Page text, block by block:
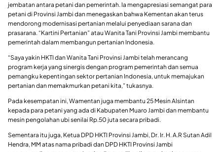
jembatan antara petani dan pemerintah. Ia mengapresiasi semangat para
petani di Provinsi Jambi dan menegaskan bahwa Kementan akan terus
mendorong modernisasi pertanian melalui penyediaan sarana dan
prasarana. “Kartini Pertanian” atau Wanita Tani Provinsi Jambi membantu
pemerintah dalam membangun pertanian Indonesia.
“Saya yakin HKTI dan Wanita Tani Provinsi Jambi telah merancang
program kerja yang sinergis dengan program pemerintah dan semua
pemangku kepentingan sektor pertanian Indonesia, untuk memajukan
pertanian dan memakmurkan petani kita,” tukasnya.
Pada kesempatan ini, Wamentan juga membantu 25 Mesin Alsintan
kepada para petani yang ada di Kabupaten Muaro Jambi dan membantu
mesin pengolahan ubi senilai Rp.50 juta secara pribadi.
Sementara itu juga, Ketua DPD HKTI Provinsi Jambi, Dr. Ir. H. A.R Sutan Adil
Hendra, MM atas nama pribadi dan DPD HKTI Provinsi Jambi